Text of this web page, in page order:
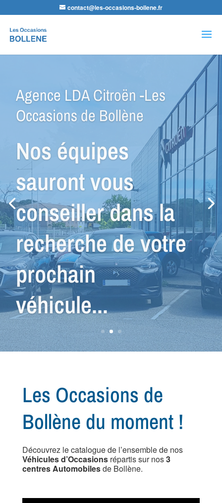
contact@les-occasions-bollene.fr
de
produits
Agence VSP Occasions -Les
Petit Budget ou
Spécial Utilitaire,
nous avons le
véhicule qu'il vous
faut !
Les Occasions de
Bollène du moment !
Découvrez le catalogue de l’ensemble de nos
Véhicules d’Occasionsrépartis sur nos3
centres Automobilesde Bollène.